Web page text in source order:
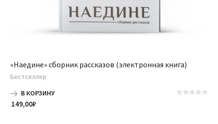
«Наедине» сборник рассказов (электронная книга)
Бестселлер
В КОРЗИНУ
149,00₽